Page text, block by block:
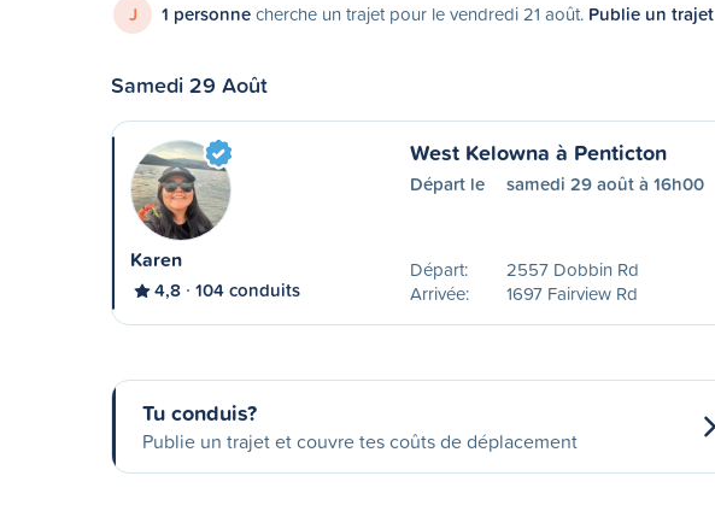
J 1 personnecherche un trajet pour le vendredi 21 août. Publie un trajet
Samedi 29 Août
Karen
4,8 104 conduits
West Kelowna à Penticton
Départ le samedi 29 août à 16h00
Départ:
2557 Dobbin Rd
Arrivée:
1697 Fairview Rd
Tu conduis?
Publie un trajet et couvre tes coûts de déplacement